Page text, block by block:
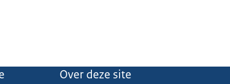
Over deze site